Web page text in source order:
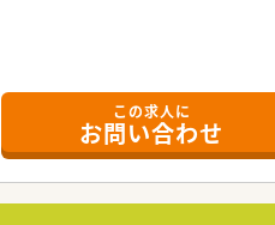
います。
この求人に
お問い合わせ